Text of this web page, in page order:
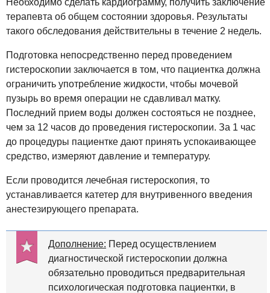
терапевта об общем состоянии здоровья. Результаты
такого обследования действительны в течение 2 недель.
Подготовка непосредственно перед проведением
гистероскопии заключается в том, что пациентка должна
ограничить употребление жидкости, чтобы мочевой
пузырь во время операции не сдавливал матку.
Последний прием воды должен состояться не позднее,
чем за 12 часов до проведения гистероскопии. За 1 час
до процедуры пациентке дают принять успокаивающее
средство, измеряют давление и температуру.
Если проводится лечебная гистероскопия, то
устанавливается катетер для внутривенного введения
анестезирующего препарата.
Дополнение: Перед осуществлением
диагностической гистероскопии должна
обязательно проводиться предварительная
психологическая подготовка пациентки, в